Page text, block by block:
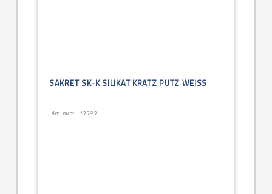
SAKRET SK-K SILIKAT KRATZ PUTZ WEISS
Art. num.: 10590